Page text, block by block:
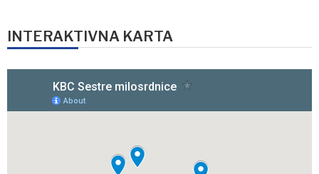
INTERAKTIVNA KARTA